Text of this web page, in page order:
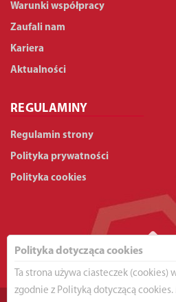
Warunki współpracy
Zaufali nam
Kariera
Aktualności
REGULAMINY
Regulamin strony
Polityka prywatności
Polityka cookies
Polityka dotycząca cookies
Ta strona używa ciasteczek (cookies)
zgodnie z Polityką dotyczącą